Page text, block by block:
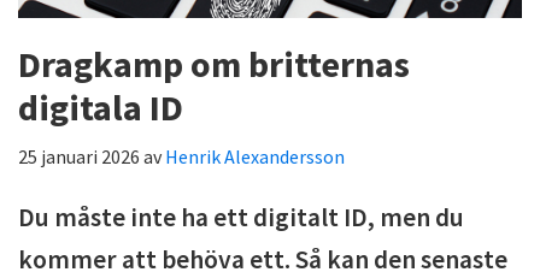
Dragkamp om britternas
digitala ID
25 januari 2026 avHenrik Alexandersson
Du måste inte ha ett digitalt ID, men du
kommer att behöva ett. Så kan den senaste